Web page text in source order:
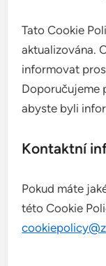
Tato Cookie
aktualizována.
informovat
Doporučujeme
abyste byli
Kontaktní
Pokud máte
této Cookie